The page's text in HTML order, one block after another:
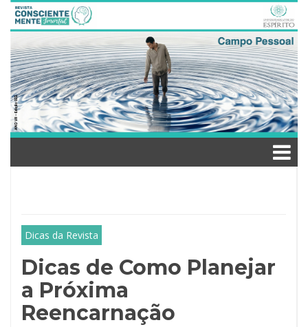
Skip
content
Dicas da Revista
Dicas de Como Planejar
a Próxima
Reencarnação